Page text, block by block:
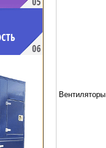
Вентиляторы